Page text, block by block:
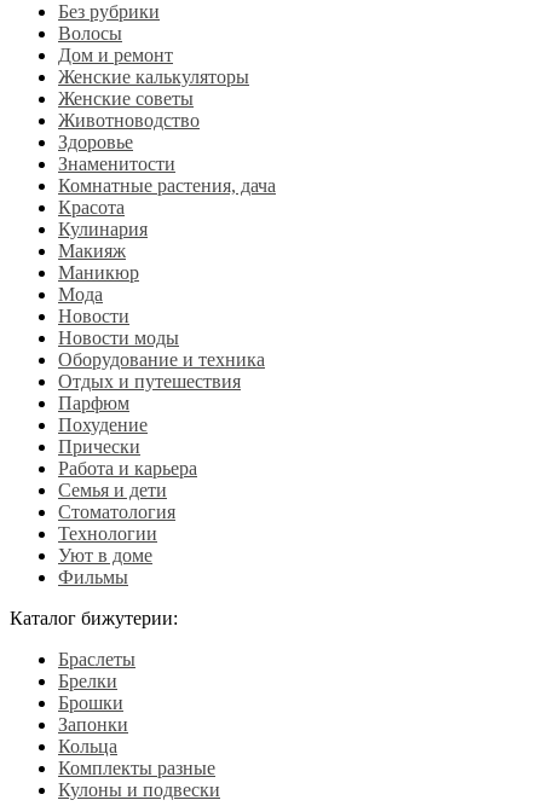
Без рубрики
Волосы
Дом и ремонт
Женские калькуляторы
Женские советы
Животноводство
Здоровье
Знаменитости
Комнатные растения, дача
Красота
Кулинария
Макияж
Маникюр
Мода
Новости
Новости моды
Оборудование и техника
Отдых и путешествия
Парфюм
Похудение
Прически
Работа и карьера
Семья и дети
Стоматология
Технологии
Уют в доме
Фильмы
Каталог бижутерии:
Браслеты
Брелки
Брошки
Запонки
Кольца
Комплекты разные
Кулоны и подвески